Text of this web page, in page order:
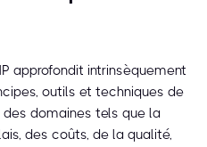
approfondit intrinsèquement
outils et techniques de
domaines tels que la
des coûts, de la qualité,